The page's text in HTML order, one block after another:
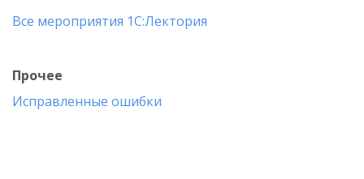
Все мероприятия 1С:Лектория
Прочее
Исправленные ошибки